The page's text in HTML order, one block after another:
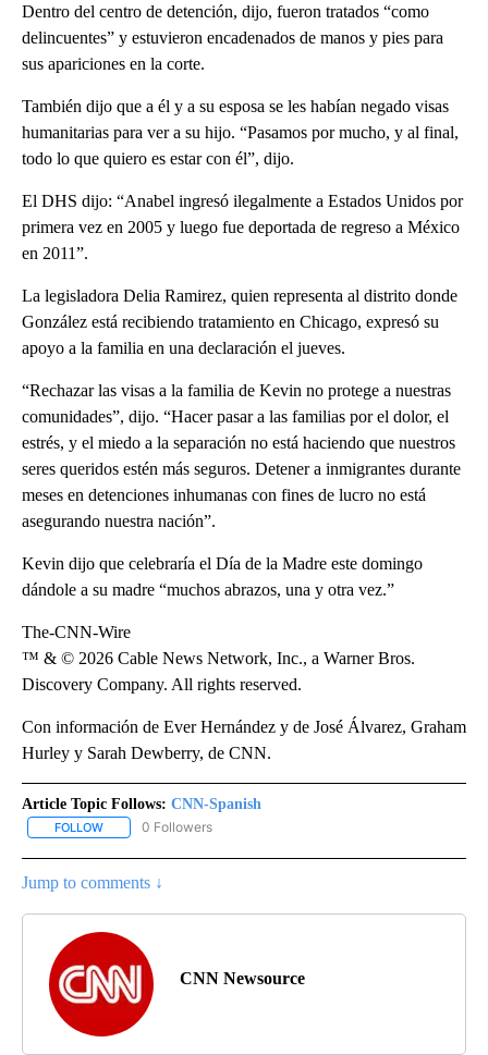
Dentro del centro de detención, dijo, fueron tratados “como
delincuentes” y estuvieron encadenados de manos y pies para
sus apariciones en la corte.
También dijo que a él y a su esposa se les habían negado visas
humanitarias para ver a su hijo. “Pasamos por mucho, y al final,
todo lo que quiero es estar con él”, dijo.
El DHS dijo: “Anabel ingresó ilegalmente a Estados Unidos por
primera vez en 2005 y luego fue deportada de regreso a México
en 2011”.
La legisladora Delia Ramirez, quien representa al distrito donde
González está recibiendo tratamiento en Chicago, expresó su
apoyo a la familia en una declaración el jueves.
“Rechazar las visas a la familia de Kevin no protege a nuestras
comunidades”, dijo. “Hacer pasar a las familias por el dolor, el
estrés, y el miedo a la separación no está haciendo que nuestros
seres queridos estén más seguros. Detener a inmigrantes durante
meses en detenciones inhumanas con fines de lucro no está
asegurando nuestra nación”.
Kevin dijo que celebraría el Día de la Madre este domingo
dándole a su madre “muchos abrazos, una y otra vez.”
The-CNN-Wire
™ & © 2026 Cable News Network, Inc., a Warner Bros.
Discovery Company. All rights reserved.
Con información de Ever Hernández y de José Álvarez, Graham
Hurley y Sarah Dewberry, de CNN.
Article Topic Follows: CNN-Spanish
FOLLOW FOLLOW "CNN-SPANISH" TO RECEIVE NOTIFICATIONS ABOUT
0 Followers
Jump to comments ↓
CNN Newsource